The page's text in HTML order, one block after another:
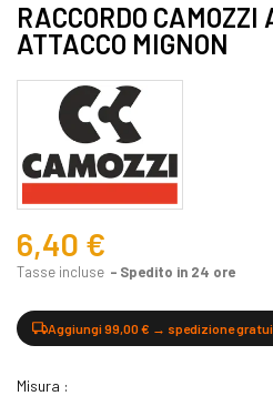
RACCORDO CAMOZZI
ATTACCO MIGNON
6,40 €
Tasse incluse Spedito in 24 ore
Aggiungi 99,00 € → spedizione
Misura :